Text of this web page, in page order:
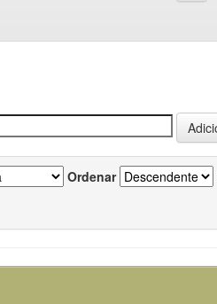
Ordenar